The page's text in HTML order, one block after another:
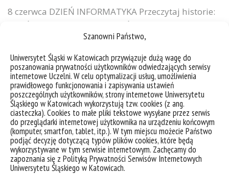
Szanowni Państwo,
Uniwersytet Śląski w Katowicach przywiązuje dużą wagę do
poszanowania prywatności użytkowników odwiedzających serwisy
internetowe Uczelni. W celu optymalizacji usług, umożliwienia
prawidłowego funkcjonowania i zapisywania ustawień
poszczególnych użytkowników, strony internetowe Uniwersytetu
Śląskiego w Katowicach wykorzystują tzw. cookies (z ang.
ciasteczka). Cookies to małe pliki tekstowe wysyłane przez serwis
do przeglądarki internetowej użytkownika na urządzeniu końcowym
(komputer, smartfon, tablet, itp.). W tym miejscu możecie Państwo
podjąć decyzję dotyczącą typów plików cookies, które będą
wykorzystywane w tym serwisie internetowym. Zachęcamy do
zapoznania się z Polityką Prywatności Serwisów Internetowych
Uniwersytetu Śląskiego w Katowicach.
8 czerwca DZIEŃ INFORMATYKA Przeczytaj historie:
Dzień Informatyka 2021 Dzień Informatyka 2022
Dzień Informatyka 2024 8 czerwca obchodzony jest
informatyczkom i informatykom, a także
pasjonatom życzymy, żeby zawsze wszystko
działało! Zapytaliśmy nasze informatyczki i
informatyków, dlaczego wybrali akurat tę dziedzinę
nauki. „Kartka z kalendarza” to cykl artykułów, które
powstawały...
kategorie:instytut informatyki kartka z kalendarza
wiadomości
tagi : #savethedate computer science informatyka informatyka stosowana
kartka z
kalendarza